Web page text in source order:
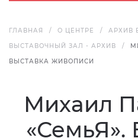
ГЛАВНАЯ О ЦЕНТРЕ АРХИВ
ВЫСТАВОЧНЫЙ ЗАЛ - АРХИВ
ВЫСТАВКА ЖИВОПИСИ
Михаил
«СемьЯ».